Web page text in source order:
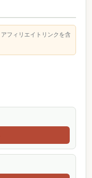
フィリエイトリンクを含